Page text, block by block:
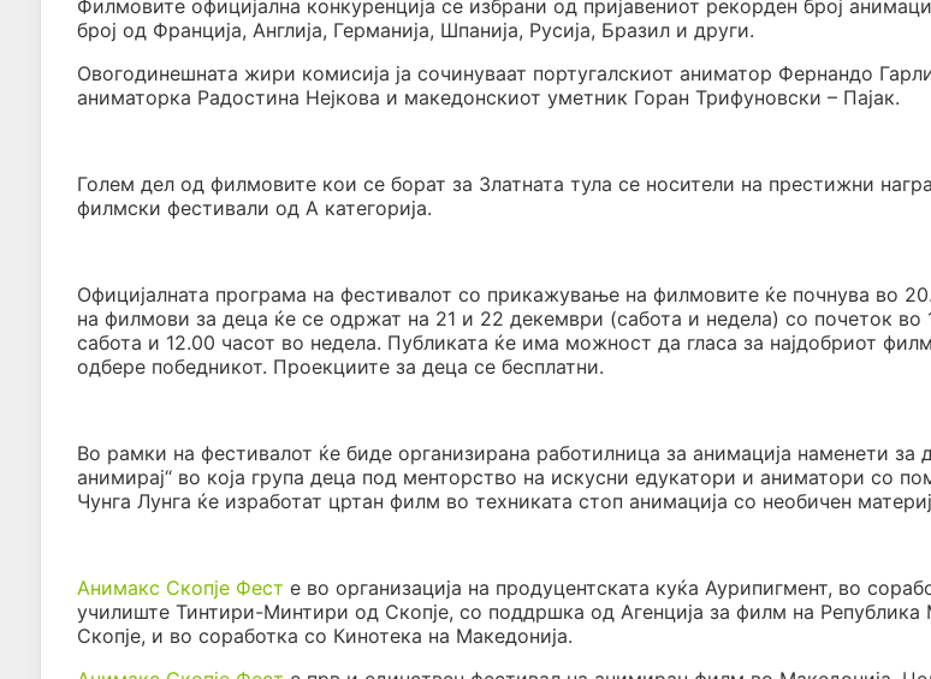
Филмовите официјална конкуренција се избрани од пријавениот рекорден број
број од Франција, Англија, Германија, Шпанија, Русија, Бразил и други.
Овогодинешната жири комисија ја сочинуваат португалскиот аниматор Фернандо
аниматорка Радостина Нејкова и македонскиот уметник Горан Трифуновски – Пајак.
Голем дел од филмовите кои се борат за Златната тула се носители на престижни
филмски фестивали од А категорија.
Официјалната програма на фестивалот со прикажување на филмовите ќе почнува во
на филмови за деца ќе се одржат на 21 и 22 декември (сабота и недела) со почеток во
сабота и 12.00 часот во недела. Публиката ќе има можност да гласа за најдобриот
одбере победникот. Проекциите за деца се бесплатни.
Во рамки на фестивалот ќе биде организирана работилница за анимација наменети за
анимирај“ во која група деца под менторство на искусни едукатори и аниматори со
Чунга Лунга ќе изработат цртан филм во техниката стоп анимација со необичен
Анимакс Скопје Фест е во организација на продуцентската куќа Аурипигмент, во
училиште Тинтири-Минтири од Скопје, со поддршка од Агенција за филм на Република
Скопје, и во соработка со Кинотека на Македонија.